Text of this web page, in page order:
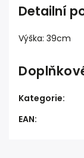
Detailní
Výška: 39cm
Kategorie:
EAN: